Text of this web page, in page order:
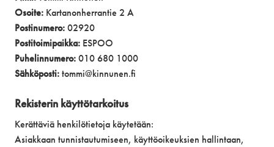
Osoite: Kartanonherrantie 2 A
Postinumero:02920
Postitoimipaikka: ESPOO
Puhelinnumero:010 680 1000
Sähköposti:tommi@kinnunen.fi
Rekisterin käyttötarkoitus
Kerättäviä henkilötietoja käytetään:
Asiakkaan tunnistautumiseen, käyttöoikeuksien hallintaan,